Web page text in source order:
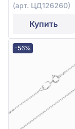
(арт. ЦД126260)
Купить
-56%